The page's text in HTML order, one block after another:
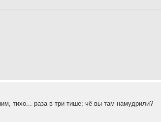
тихо... раза в три тише; чё вы там намудрили?